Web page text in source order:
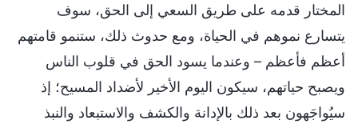
المختار قدمه على طريق السعي إلى الحق، سوف
يتسارع نموهم في الحياة، ومع حدوث ذلك، ستنمو قامتهم
أعظم فأعظم – وعندما يسود الحق في قلوب الناس
ويصبح حياتهم، سيكون اليوم الأخير لأضداد المسيح؛ إذ
سيُواجَهون بعد ذلك بالإدانة والكشف والاستبعاد والنبذ